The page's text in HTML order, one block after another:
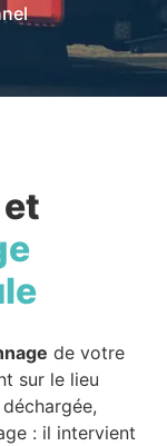
de votre
sur le lieu
: il intervient